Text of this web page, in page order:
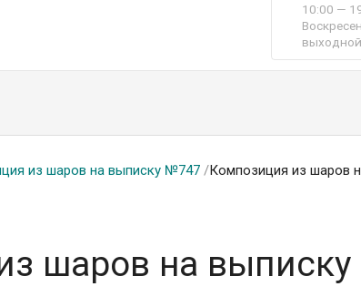
10:00 —
выходной
из шаров на выписку №747 /Композиция из шаров
шаров на